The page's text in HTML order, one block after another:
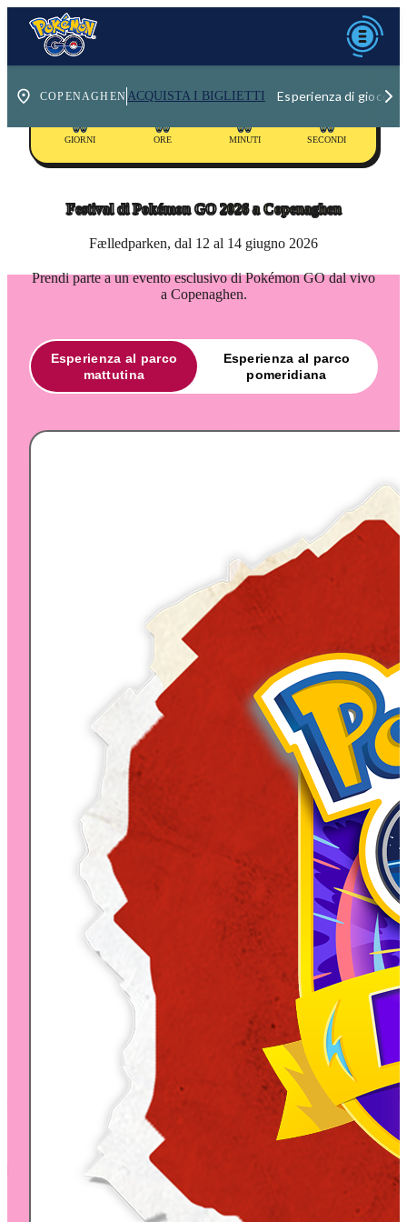
Esperienza di gioco
ACQUISTA I BIGLIETTI
00
GIORNI
00
ORE
00
MINUTI
00
SECONDI
Festival di Pokémon GO 2026 a Copenaghen
Fælledparken, dal 12 al 14 giugno 2026
Prendi parte a un evento esclusivo di Pokémon GO dal vivo
a Copenaghen.
Esperienza al parco
mattutina
Esperienza al parco
pomeridiana